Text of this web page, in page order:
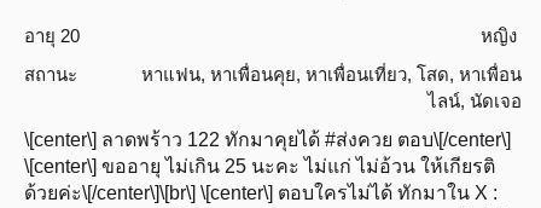
อายุ 20
หญิง
สถานะ
หาแฟน, หาเพื่อนคุย, หาเพื่อนเที่ยว, โสด, หาเพื่อน
ไลน์, นัดเจอ
\[center\] ลาดพร้าว 122 ทักมาคุยได้ #ส่งควย ตอบ\[/center\]
\[center\] ขออายุ ไม่เกิน 25 นะคะ ไม่แก่ ไม่อ้วน ให้เกียรติ
ด้วยค่ะ\[/center\]\[br\] \[center\] ตอบใครไม่ได้ ทักมาใน X :